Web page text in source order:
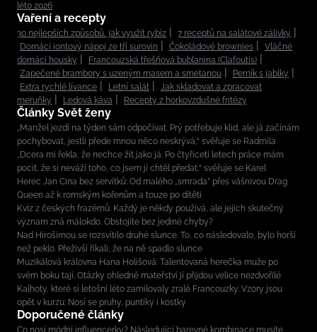
léto 2026
Vaření a recepty
30 nejlepších způsobů, jak využít rybíz
7 receptů na salátové zálivky
Domácí iontový nápoj ze tří surovin
Čokoládové brownies
Vláčné
domácí housky
Francouzská třešňová bublanina (Clafoutis)
Zapečené brambory s uzeným masem a smetanou
Perník s jablky
Extra rychlé lívance
Letní salát
Jak skladovat a zpracovat
meruňky
Ledová káva Recepty z horkovzdušné fritézy
Články Svět ženy
„Manžel jezdí na týden sám odpočívat. Prý potřebuje klid, ale já začínám
pochybovat, jestli přede mnou něco neskrývá,“ svěřuje se Radmila
„Dcera mi řekla, že nechce žít jako já. Po čtyřiceti letech práce mám
pocit, že si neváží toho, co jsem jí chtěl předat,“ svěřuje se Karel
Herec Jan Cina bez servítků: Od malého „smrada” přes vášnivou Drag
Queen až k romským kořenům a touze po dítěti
Kvíz z českých frazémů: Každý je někdy používá, ale jejich skutečný
význam zná málokdo. Obstojíte bez jediné chyby?
Nad Hirošimou se rozsvítilo druhé slunce. To, co následovalo, bylo horší
než peklo. Přeživší říkali, že na ně spadlo slunce
Muzikálová královna Hana Holišová: Talentovaná herečka muže po
svém boku tají. Otázky ohledně mateřství jí přijdou velice nezdvořilé
Kalhoty, které si letošní léto zamilovaly zralé Francouzky. Vzory jsou
opět v kurzu: Nosí se pruhy, puntíky i kostky
Doporučené články
Co nosí módní influencerky? Následující barevné kombinace musíte